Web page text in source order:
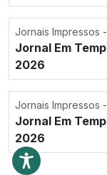
Jornais Impressos
Jornal Em
2026
Jornais Impressos
Jornal Em
2026